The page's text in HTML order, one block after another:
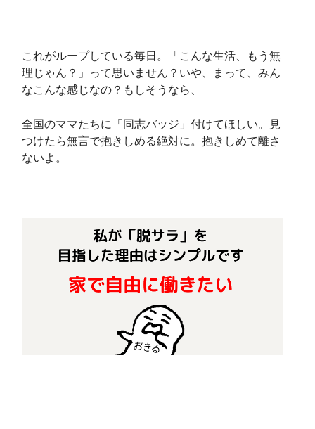
これがループしている毎日。「こんな生活、もう無
理じゃん？」って思いません？いや、まって、みん
なこんな感じなの？もしそうなら、
全国のママたちに「同志バッジ」付けてほしい。見
つけたら無言で抱きしめる絶対に。抱きしめて離さ
ないよ。